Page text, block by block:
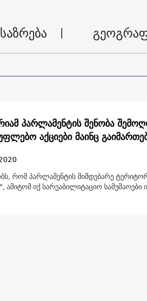
პარლამენტის შენობა
აქციები მაინც
რომ პარლამენტის მიმდებარე
ამიტომ იქ სარეაბილიტაციო სამუშაოები